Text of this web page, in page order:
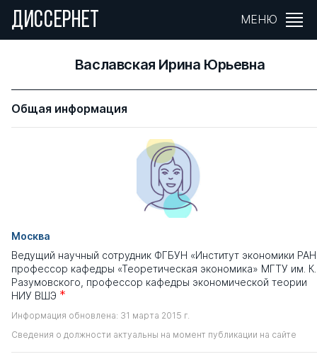
ДИССЕРНЕТ МЕНЮ
Ваславская Ирина Юрьевна
Общая информация
Москва
Ведущий научный сотрудник ФГБУН «Институт экономики
профессор кафедры «Теоретическая экономика» МГТУ им.
Разумовского, профессор кафедры экономической теории
НИУ ВШЭ *
Информация обновлена: 31 марта 2015 г.
Сведения о должности актуальны на момент публикации на сайте